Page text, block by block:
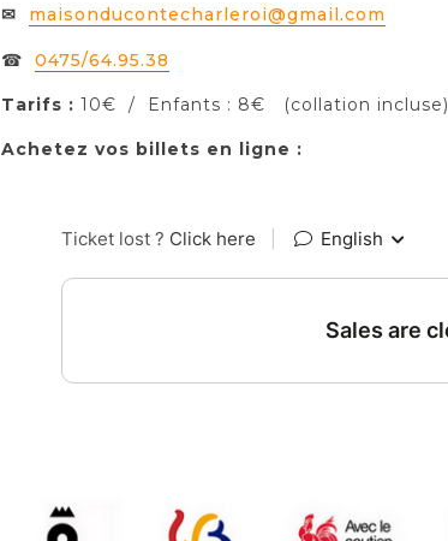
✉ maisonducontecharleroi@gmail.com
☎ 0475/64.95.38
Tarifs : 10€ / Enfants : 8€ (collation incluse)
Achetez vos billets en ligne :